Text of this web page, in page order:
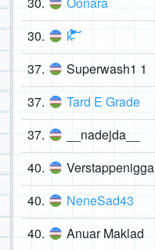
30. k̴͐̄̓̈́̽̐͑̇̌͂͊̆̑̅͗́̉̈́͋̾͘͠͝
37. Superwash1 1
37. Tard E Grade
37. __nadejda__
40. Verstappenigga
40. NeneSad43
40. Anuar Maklad